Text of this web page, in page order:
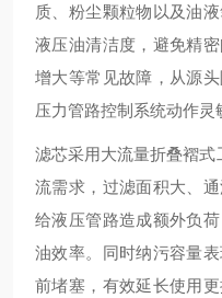
质、粉尘颗粒物以及油
液压油清洁度，避免精
增大等常见故障，从源
压力管路控制系统动作灵
滤芯采用大流量折叠褶式
流需求，过滤面积大、
给液压管路造成额外负
油效率。同时纳污容量
前堵塞，有效延长使用